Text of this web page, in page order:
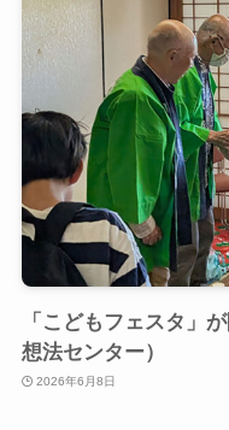
「こどもフェスタ」
想法センター）
2026年6月8日